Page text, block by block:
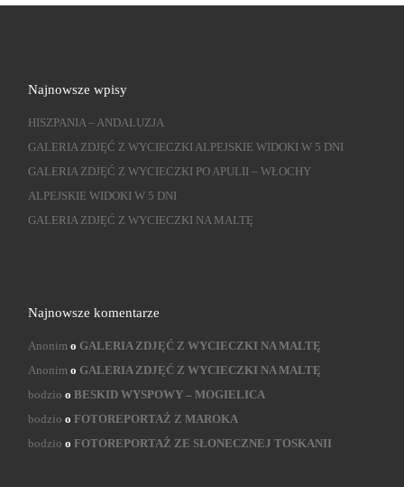
Najnowsze wpisy
HISZPANIA – ANDALUZJA
GALERIA ZDJĘĆ Z WYCIECZKI ALPEJSKIE WIDOKI W 5 DNI
GALERIA ZDJĘĆ Z WYCIECZKI PO APULII – WŁOCHY
ALPEJSKIE WIDOKI W 5 DNI
GALERIA ZDJĘĆ Z WYCIECZKI NA MALTĘ
Najnowsze komentarze
Anonimo GALERIA ZDJĘĆ Z WYCIECZKI NA MALTĘ
Anonimo GALERIA ZDJĘĆ Z WYCIECZKI NA MALTĘ
bodzio o BESKID WYSPOWY – MOGIELICA
bodzio o FOTOREPORTAŻ Z MAROKA
bodzio o FOTOREPORTAŻ ZE SŁONECZNEJ TOSKANII